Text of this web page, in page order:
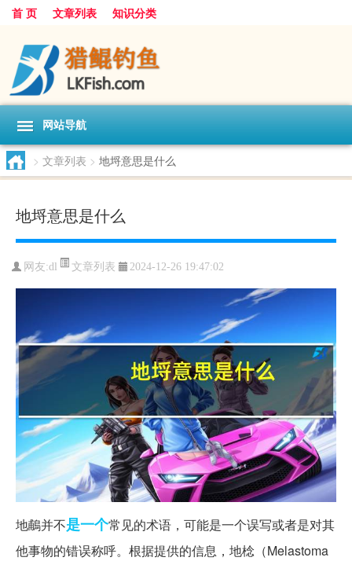
首 页 文章列表 知识分类
网站导航
> 文章列表 > 地埒意思是什么
地埒意思是什么
网友:dl 文章列表 2024-12-26 19:47:02
地鵏并不是一个常见的术语，可能是一个误写或者是对其
他事物的错误称呼。根据提供的信息，地棯（Melastoma